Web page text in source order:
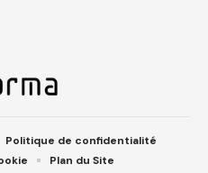
Politique de confidentialité
Plan du Site